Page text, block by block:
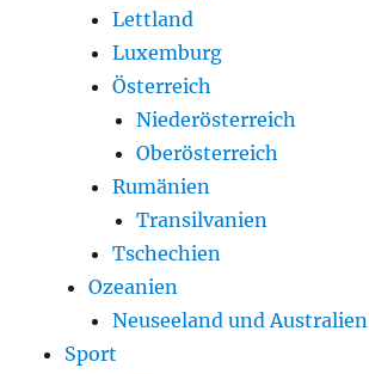
Lettland
Luxemburg
Österreich
Niederösterreich
Oberösterreich
Rumänien
Transilvanien
Tschechien
Ozeanien
Neuseeland und Australien
Sport